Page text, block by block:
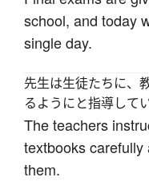
school, and today
single day.
先生は生徒たちに、
るようにと指導して
The teachers
textbooks
them.